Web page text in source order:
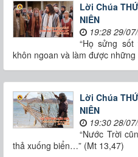
Lời Chúa
NIÊN
19:28 29/
“Họ sửng
khôn ngoan và làm được
Lời Chúa
NIÊN
19:30 28/
“Nước Trời
thả xuống biển…” (Mt 13,47)